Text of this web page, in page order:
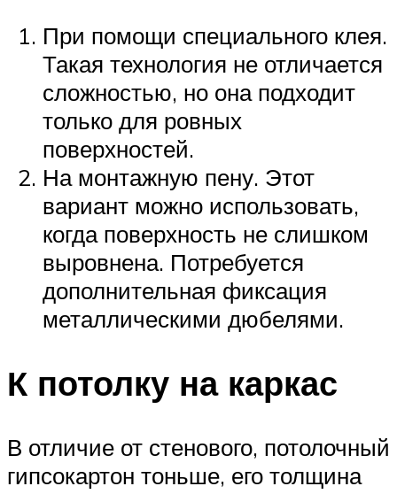
При помощи специального клея.
Такая технология не отличается
сложностью, но она подходит
только для ровных
поверхностей.
На монтажную пену. Этот
вариант можно использовать,
когда поверхность не слишком
выровнена. Потребуется
дополнительная фиксация
металлическими дюбелями.
К потолку на каркас
В отличие от стенового, потолочный
гипсокартон тоньше, его толщина